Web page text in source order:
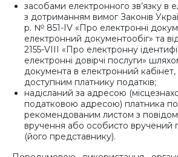
засобами електронного зв’язку в
з дотриманням вимог Законів
р. № 851-IV «Про електронні
електронний документообіг» та
2155-VIII «Про електронну
електронні довірчі послуги»
документа в електронний кабінет,
доступним платнику податків;
надісланий за адресою
податковою адресою) платника
рекомендованим листом з
вручення або особисто вручений
(його представнику).